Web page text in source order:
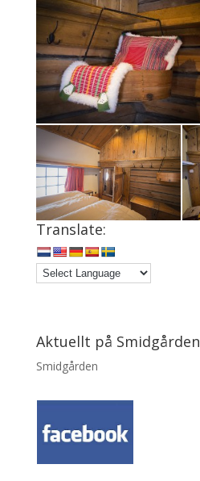
Translate:
Aktuellt på Smidgården
Smidgården